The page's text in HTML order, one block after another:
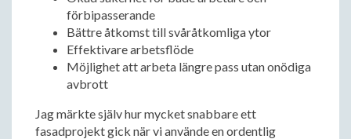
förbipasserande
Bättre åtkomst till svåråtkomliga ytor
Effektivare arbetsflöde
Möjlighet att arbeta längre pass utan onödiga
avbrott
Jag märkte själv hur mycket snabbare ett
fasadprojekt gick när vi använde en ordentlig